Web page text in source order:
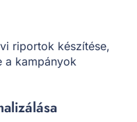
riportok készítése,
a kampányok